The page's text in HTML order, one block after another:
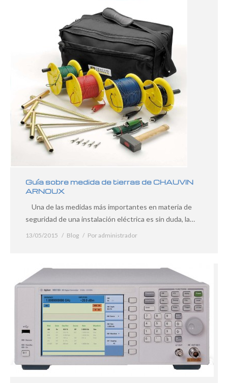
Guía sobre medida de tierras de CHAUVIN
ARNOUX
Una de las medidas más importantes en materia de
seguridad de una instalación eléctrica es sin duda, la…
13/05/2015 Blog Poradministrador